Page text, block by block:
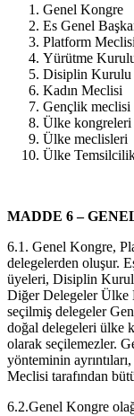
Genel Kongre
Es Genel
Platform Meclisi
Yürütme
Disiplin Kurulu
Kadın Meclisi
Gençlik meclisi
Ülke kongreleri
Ülke meclisleri
Ülke
MADDE 6 –
6.1. Genel Kongre,
delegelerden oluşur.
üyeleri, Disiplin
Diğer Delegeler Ülke
seçilmiş delegeler
doğal delegeleri ülke
olarak seçilemezler.
yönteminin
Meclisi tarafından
6.2.Genel Kongre